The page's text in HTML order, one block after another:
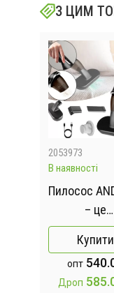
З ЦИМ
2053973
В наявності
Пилосос
– це
прилад
Купити
опт
Дроп